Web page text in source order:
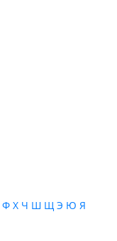
Ф Х Ч Ш Щ Э Ю Я